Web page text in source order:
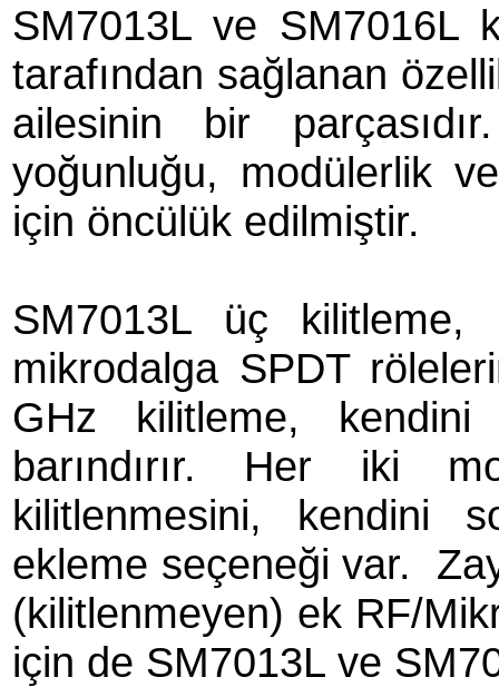
SM7013L ve SM7016L
tarafından sağlanan
ailesinin bir
yoğunluğu, modülerlik
için öncülük edilmiştir.
SM7013L üç kilitleme,
mikrodalga SPDT
GHz kilitleme, kendini
barındırır. Her iki
kilitlenmesini, kendini
ekleme seçeneği var.
(kilitlenmeyen) ek RF/
için de SM7013L ve